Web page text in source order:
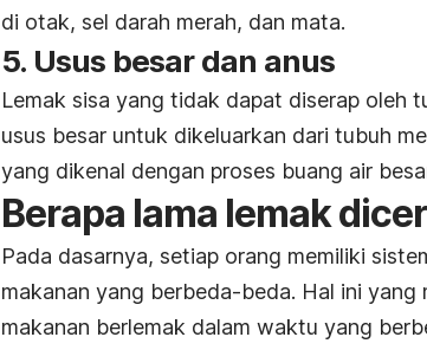
di otak, sel darah merah, dan mata.
5. Usus besar dan anus
Lemak sisa yang tidak dapat diserap oleh
usus besar untuk dikeluarkan dari tubuh
yang dikenal dengan proses buang air
Berapa lama lemak
Pada dasarnya, setiap orang memiliki
makanan yang berbeda-beda. Hal ini
makanan berlemak dalam waktu yang